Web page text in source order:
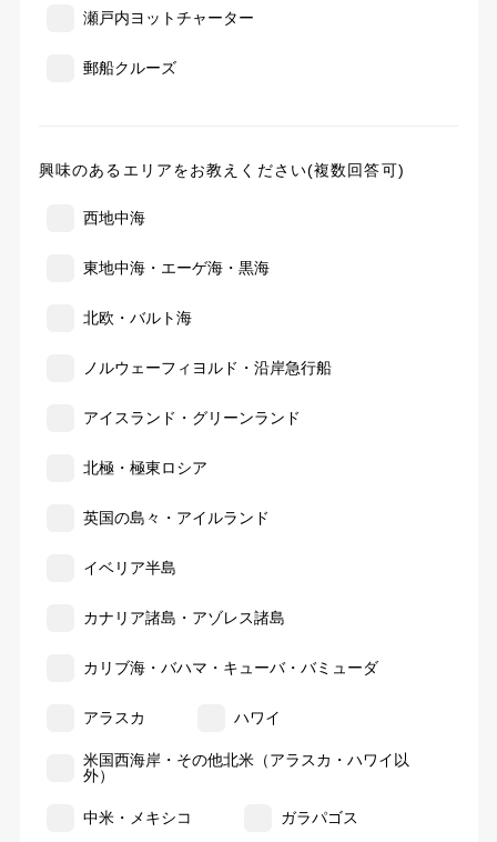
瀬戸内ヨットチャーター
郵船クルーズ
興味のあるエリアをお教えください(複数回答可)
西地中海
東地中海・エーゲ海・黒海
北欧・バルト海
ノルウェーフィヨルド・沿岸急行船
アイスランド・グリーンランド
北極・極東ロシア
英国の島々・アイルランド
イベリア半島
カナリア諸島・アゾレス諸島
カリブ海・バハマ・キューバ・バミューダ
アラスカ ハワイ
米国西海岸・その他北米（アラスカ・ハワイ以
外）
中米・メキシコ ガラパゴス